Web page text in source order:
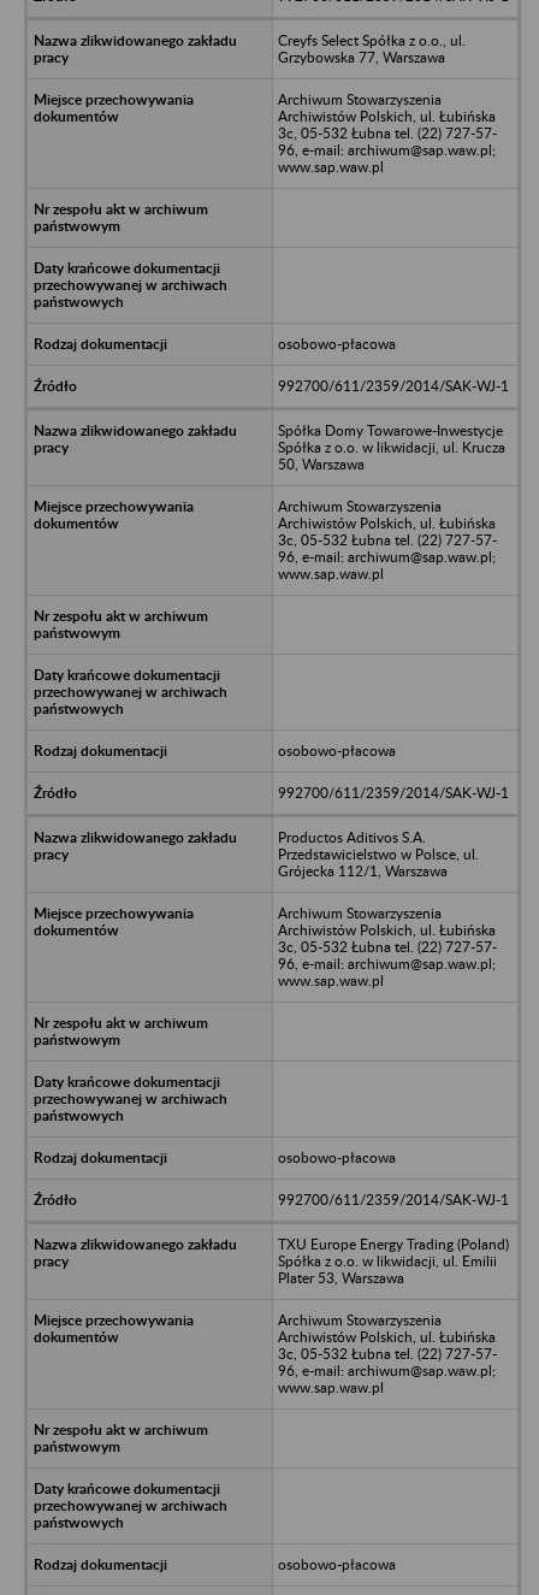
Creyfs Select Spółka z o.o., ul.
Grzybowska 77, Warszawa
Archiwum Stowarzyszenia
Archiwistów Polskich, ul. Łubińska
3c, 05-532 Łubna tel. (22) 727-57-
96, e-mail: archiwum@sap.waw.pl;
www.sap.waw.pl
osobowo-płacowa
992700/611/2359/2014/SAK-WJ-1
Spółka Domy Towarowe-Inwestycje
Spółka z o.o. w likwidacji, ul. Krucza
50, Warszawa
Archiwum Stowarzyszenia
Archiwistów Polskich, ul. Łubińska
3c, 05-532 Łubna tel. (22) 727-57-
96, e-mail: archiwum@sap.waw.pl;
www.sap.waw.pl
osobowo-płacowa
992700/611/2359/2014/SAK-WJ-1
Productos Aditivos S.A.
Przedstawicielstwo w Polsce, ul.
Grójecka 112/1, Warszawa
Archiwum Stowarzyszenia
Archiwistów Polskich, ul. Łubińska
3c, 05-532 Łubna tel. (22) 727-57-
96, e-mail: archiwum@sap.waw.pl;
www.sap.waw.pl
osobowo-płacowa
992700/611/2359/2014/SAK-WJ-1
TXU Europe Energy Trading (Poland)
Spółka z o.o. w likwidacji, ul. Emilii
Plater 53, Warszawa
Archiwum Stowarzyszenia
Archiwistów Polskich, ul. Łubińska
3c, 05-532 Łubna tel. (22) 727-57-
96, e-mail: archiwum@sap.waw.pl;
www.sap.waw.pl
osobowo-płacowa